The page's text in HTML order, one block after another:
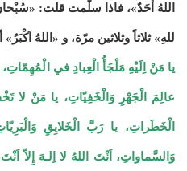
اللهُ أحَدٌ»، فاذا سلّمت قلت: «سُبْحانَ
للهِ» ثلاثاً وثلاثين مرّة، و «اللهُ
يا مَنْ اِلَيْهِ مَلْجَأُ الْعِبادِ في
عالِمَ الْجَهْرِ وَالْخَفِيّاتِ، يا مَنْ لا
الْخَطَراتِ، يا رَبَّ الْخَلايِقِ
وَالسَّماواتِ، اَنْتَ اللهُ لا اِلـهَ إِلاّ